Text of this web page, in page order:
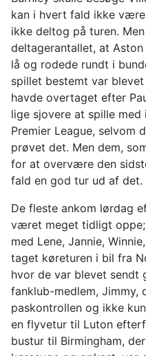
kan i hvert fald ikke
ikke deltog på turen.
deltagerantallet, at
lå og rodede rundt i
spillet bestemt var
havde overtaget efter
lige sjovere at spille
Premier League, selvom
prøvet det. Men dem,
for at overvære den
fald en god tur ud af det.
De fleste ankom lørdag
været meget tidligt
med Lene, Jannie,
taget køreturen i bil fra
hvor de var blevet sendt
fanklub-medlem, Jimmy,
paskontrollen og ikke
en flyvetur til Luton
bustur til Birmingham,